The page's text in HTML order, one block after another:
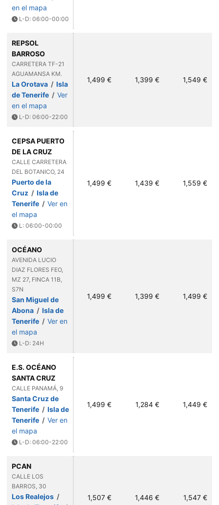
en el mapa
L-D: 06:00-00:00
REPSOL
BARROSO
CARRETERA TF-21
AGUAMANSA KM.
La Orotava / Isla
de Tenerife / Ver
en el mapa
L-D: 06:00-22:00
1,499 € 1,399 € 1,549 €
CEPSA PUERTO
DE LA CRUZ
CALLE CARRETERA
DEL BOTANICO, 24
Puerto de la
Cruz / Isla de
Tenerife / Ver en
el mapa
L: 06:00-00:00
1,499 € 1,439 € 1,559 €
OCÉANO
AVENIDA LUCIO
DIAZ FLORES FEO,
MZ 27, FINCA 11B,
S7N
San Miguel de
Abona / Isla de
Tenerife / Ver en
el mapa
L-D: 24H
1,499 € 1,399 € 1,499 €
E.S. OCÉANO
SANTA CRUZ
CALLE PANAMÁ, 9
Santa Cruz de
Tenerife / Isla de
Tenerife / Ver en
el mapa
L-D: 06:00-22:00
1,499 € 1,284 € 1,449 €
PCAN
CALLE LOS
BARROS, 30
Los Realejos /
1,507 € 1,446 € 1,547 €